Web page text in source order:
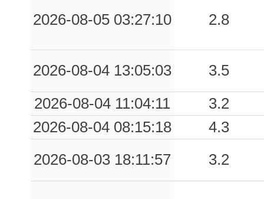
0.04
COR 93
2026-08-05 03:27:10 2.8
2026-08-04 13:05:03
3.5
2026-08-04 11:04:11
3.2
2026-08-04 08:15:18
4.3
2026-08-03 18:11:57
3.2